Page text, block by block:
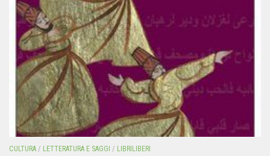
CULTURA / LETTERATURA E SAGGI / LIBRILIBERI